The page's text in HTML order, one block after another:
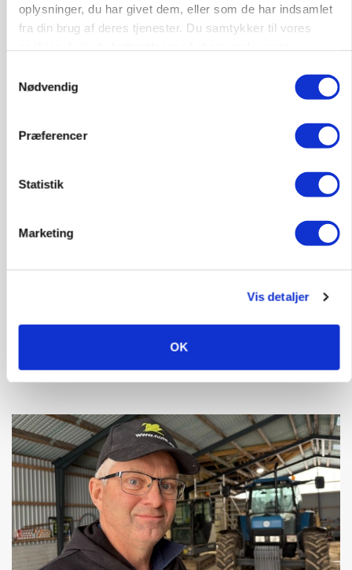
oplysninger, du har givet dem, eller som de har indsamlet
fra din brug af deres tjenester. Du samtykker til vores
Nødvendig
Præferencer
Statistik
Marketing
Vis detaljer
OK
MARKEDSFOKUS
presser markedet
Rådgiver om DB-Tjek: Små justeringer kan give